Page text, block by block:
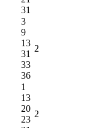
31
3
9
13
31
33
36
2
1
13
20
23
2